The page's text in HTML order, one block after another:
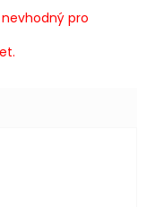
pro
z 5 hvězdiček.